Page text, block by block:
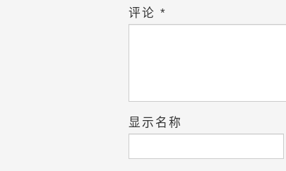
评论 *
显示名称